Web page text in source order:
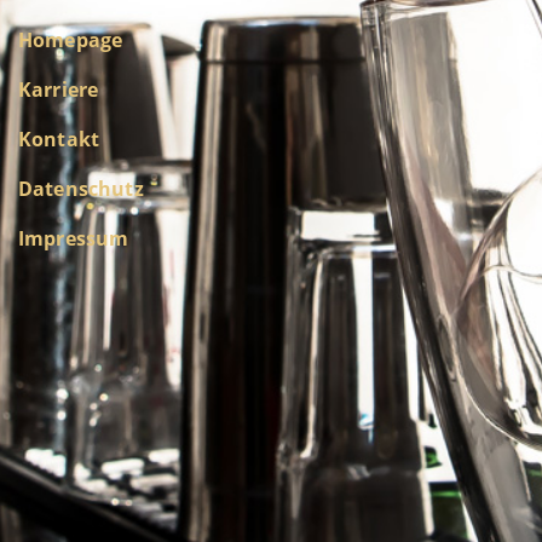
Homepage
Karriere
Kontakt
Datenschutz
Impressum